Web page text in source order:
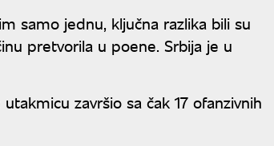
samo jednu, ključna razlika bili su
pretvorila u poene. Srbija je u
završio sa čak 17 ofanzivnih